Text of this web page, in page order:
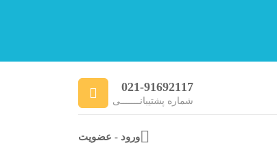
021-91692117
شماره پشتیبانـــــــی
ورود - عضویت